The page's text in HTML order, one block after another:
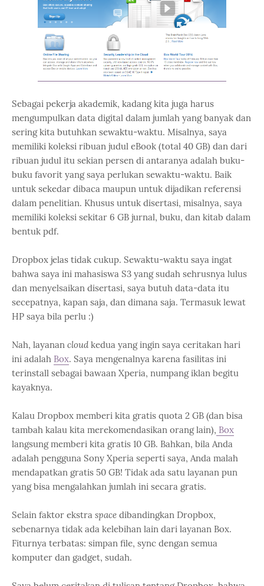
Sebagai pekerja akademik, kadang kita juga harus
mengumpulkan data digital dalam jumlah yang banyak dan
sering kita butuhkan sewaktu-waktu. Misalnya, saya
memiliki koleksi ribuan judul eBook (total 40 GB) dan dari
ribuan judul itu sekian persen di antaranya adalah buku-
buku favorit yang saya perlukan sewaktu-waktu. Baik
untuk sekedar dibaca maupun untuk dijadikan referensi
dalam penelitian. Khusus untuk disertasi, misalnya, saya
memiliki koleksi sekitar 6 GB jurnal, buku, dan kitab dalam
bentuk pdf.
Dropbox jelas tidak cukup. Sewaktu-waktu saya ingat
bahwa saya ini mahasiswa S3 yang sudah sehrusnya lulus
dan menyelsaikan disertasi, saya butuh data-data itu
secepatnya, kapan saja, dan dimana saja. Termasuk lewat
HP saya bila perlu :)
Nah, layanan cloud kedua yang ingin saya ceritakan hari
ini adalah Box. Saya mengenalnya karena fasilitas ini
terinstall sebagai bawaan Xperia, numpang iklan begitu
kayaknya.
Kalau Dropbox memberi kita gratis quota 2 GB (dan bisa
tambah kalau kita merekomendasikan orang lain), Box
langsung memberi kita gratis 10 GB. Bahkan, bila Anda
adalah pengguna Sony Xperia seperti saya, Anda malah
mendapatkan gratis 50 GB! Tidak ada satu layanan pun
yang bisa mengalahkan jumlah ini secara gratis.
Selain faktor ekstra space dibandingkan Dropbox,
sebenarnya tidak ada kelebihan lain dari layanan Box.
Fiturnya terbatas: simpan file, sync dengan semua
komputer dan gadget, sudah.